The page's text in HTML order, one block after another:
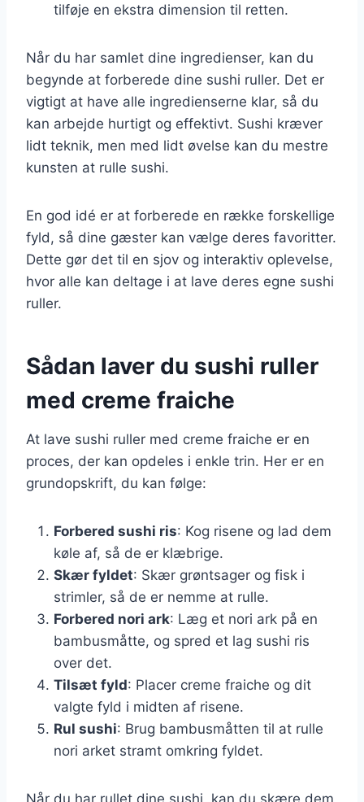
tilføje en ekstra dimension til retten.
Når du har samlet dine ingredienser, kan du
begynde at forberede dine sushi ruller. Det er
vigtigt at have alle ingredienserne klar, så du
kan arbejde hurtigt og effektivt. Sushi kræver
lidt teknik, men med lidt øvelse kan du mestre
kunsten at rulle sushi.
En god idé er at forberede en række forskellige
fyld, så dine gæster kan vælge deres favoritter.
Dette gør det til en sjov og interaktiv oplevelse,
hvor alle kan deltage i at lave deres egne sushi
ruller.
Sådan laver du sushi ruller
med creme fraiche
At lave sushi ruller med creme fraiche er en
proces, der kan opdeles i enkle trin. Her er en
grundopskrift, du kan følge:
Forbered sushi ris: Kog risene og lad dem
køle af, så de er klæbrige.
Skær fyldet: Skær grøntsager og fisk i
strimler, så de er nemme at rulle.
Forbered nori ark: Læg et nori ark på en
bambusmåtte, og spred et lag sushi ris
over det.
Tilsæt fyld: Placer creme fraiche og dit
valgte fyld i midten af risene.
Rul sushi: Brug bambusmåtten til at rulle
nori arket stramt omkring fyldet.
Når du har rullet dine sushi, kan du skære dem